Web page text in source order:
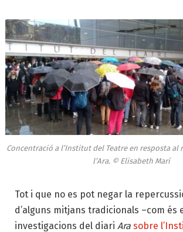
Concentració a l’Institut del Teatre en resposta al
l’Ara. © Elisabeth Marí
Tot i que no es pot negar la
d’alguns mitjans tradicionals –com és
investigacions del diari Ara sobre